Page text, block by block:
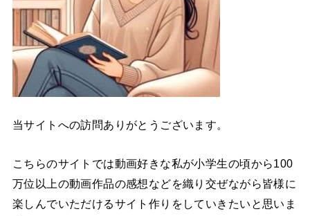
当サイトへの訪問ありがとうございます。
こちらのサイトでは動画好きな私が小学生の頃から100
万位以上の動画作品の感想などを織り交ぜながら皆様に
楽しんでいただけるサイト作りをしていきたいと思いま